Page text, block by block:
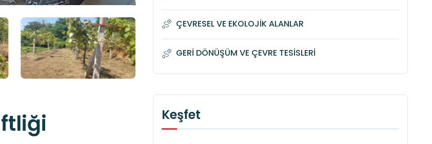
ÇEVRESEL VE EKOLOJİK ALANLAR
GERİ DÖNÜŞÜM VE ÇEVRE TESİSLERİ
Keşfet